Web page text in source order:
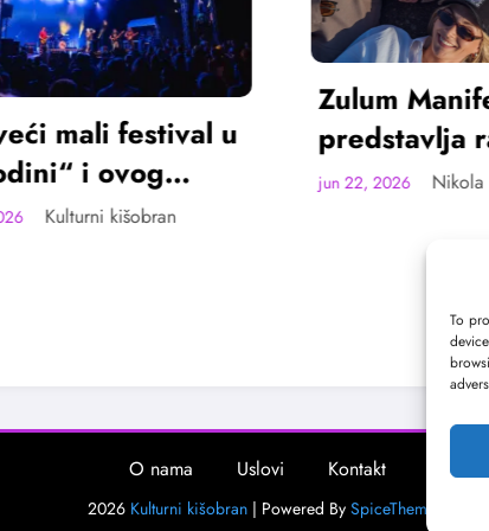
To
Zulum Manifest
predstavlja radove
deset finalista u
Madlenianumu
jun 22, 2026 Nikola Spasić
jun 22,
O nama Uslovi Kontakt
2026 Kulturni kišobran | Powered By SpiceThemes